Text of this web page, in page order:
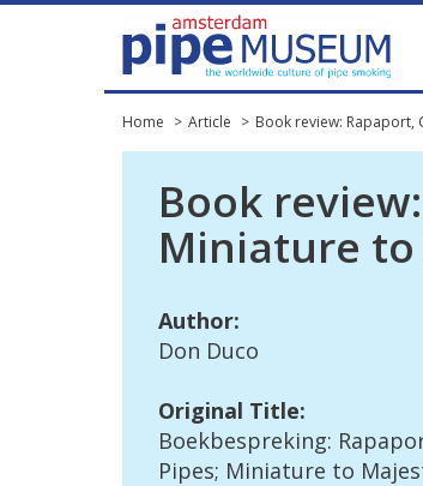
Home Article Book review: Rapaport,
Book review:
Miniature to
Author:
Don Duco
Original Title:
Boekbespreking:
Pipes; Miniature to